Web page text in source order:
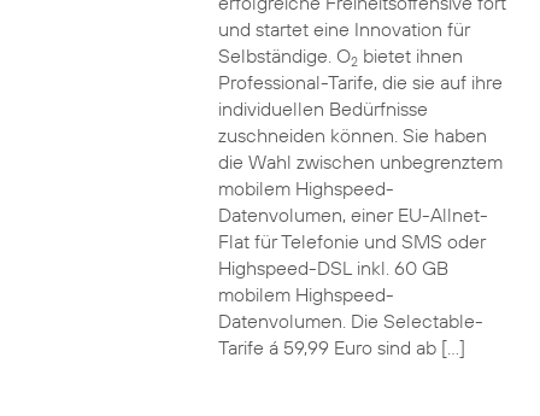
und startet eine Innovation für
Selbständige. O2bietet ihnen
Professional-Tarife, die sie auf ihre
individuellen Bedürfnisse
zuschneiden können. Sie haben
die Wahl zwischen unbegrenztem
mobilem Highspeed-
Datenvolumen, einer EU-Allnet-
Flat für Telefonie und SMS oder
Highspeed-DSL inkl. 60 GB
mobilem Highspeed-
Datenvolumen. Die Selectable-
Tarife á 59,99 Euro sind ab […]